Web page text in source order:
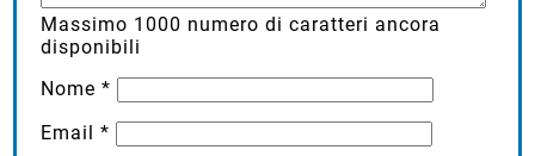
Massimo 1000 numero di caratteri ancora
disponibili
Nome*
Email*